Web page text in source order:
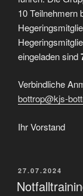
10 Teilnehmern
eingeladen sind
Verbindliche
bottrop@kjs-
Ihr Vorstand
AM
27.07.2024